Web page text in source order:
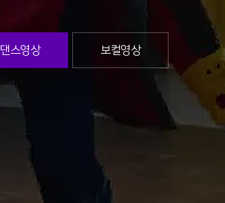
댄스영상 보컬영상